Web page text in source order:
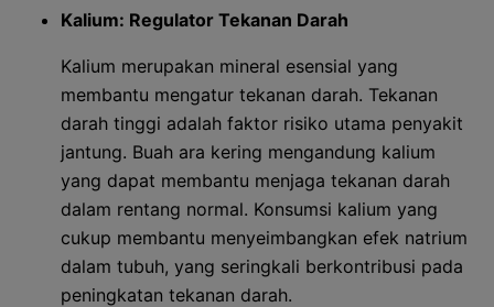
Kalium: Regulator Tekanan Darah
Kalium merupakan mineral esensial yang
membantu mengatur tekanan darah. Tekanan
darah tinggi adalah faktor risiko utama penyakit
jantung. Buah ara kering mengandung kalium
yang dapat membantu menjaga tekanan darah
dalam rentang normal. Konsumsi kalium yang
cukup membantu menyeimbangkan efek natrium
dalam tubuh, yang seringkali berkontribusi pada
peningkatan tekanan darah.